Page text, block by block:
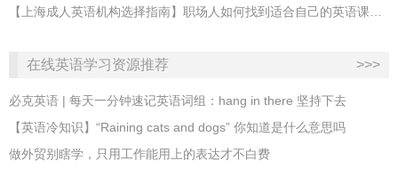
【上海成人英语机构选择指南】职场人如何找到适合自己的英语课程？
在线英语学习资源推荐 >>>
必克英语 | 每天一分钟速记英语词组：hang in there 坚持下去
​【英语冷知识】“Raining cats and dogs” 你知道是什么意思吗
做外贸别瞎学，只用工作能用上的表达才不白费